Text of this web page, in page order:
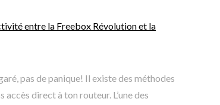
entre la Freebox Révolution et la
pas de panique! Il existe des méthodes
direct à ton routeur. L’une des